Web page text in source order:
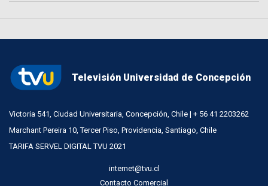
Televisión Universidad de Concepción
Victoria 541, Ciudad Universitaria, Concepción, Chile | + 56 41 2203262
Marchant Pereira 10, Tercer Piso, Providencia, Santiago, Chile
TARIFA SERVEL DIGITAL TVU 2021
internet@tvu.cl
Contacto Comercial